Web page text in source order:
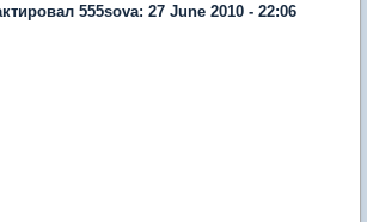
555sova: 27 June 2010 - 22:06